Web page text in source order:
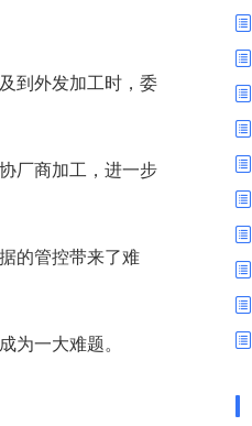
替代料管理
到外发加工时，委
厂商加工，进一步
的管控带来了难
为一大难题。